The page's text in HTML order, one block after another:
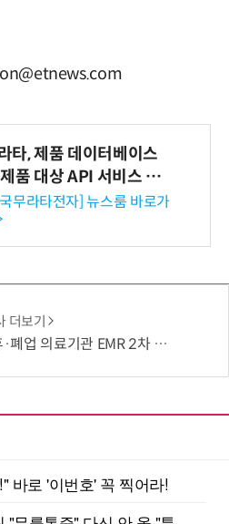
타, 제품 데이터베이스
품 대상 API 서비스 제
개 제품 카테고리로
무라타전자] 뉴스룸 바로가
더보기
확산사업 연속 수주…국가 의료데이터 플랫폼 경쟁력 강화